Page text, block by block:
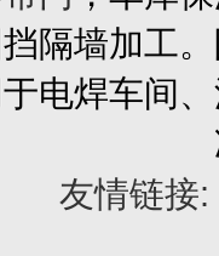
隔墙加工
电焊车间
友情链接: